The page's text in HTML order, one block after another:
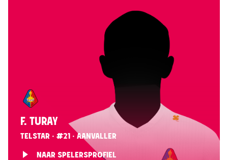
F. TURAY
TELSTAR · #21 · AANVALLER
NAAR SPELERSPROFIEL